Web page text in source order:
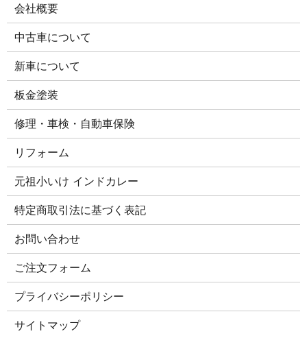
会社概要
中古車について
新車について
板金塗装
修理・車検・自動車保険
リフォーム
元祖小いけ インドカレー
特定商取引法に基づく表記
お問い合わせ
ご注文​フォーム
プライバシーポリシー
サイトマップ